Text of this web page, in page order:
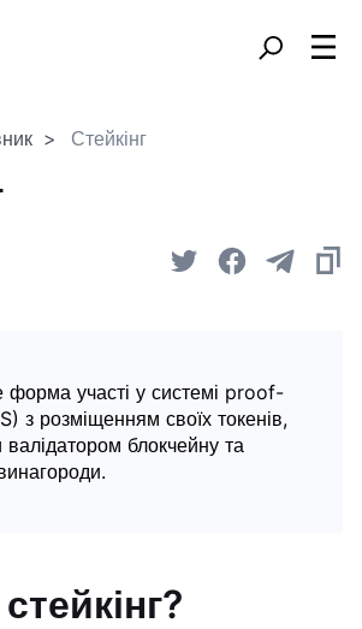
Стейкінг
форма участі у системі proof-
з розміщенням своїх токенів,
блокчейну та